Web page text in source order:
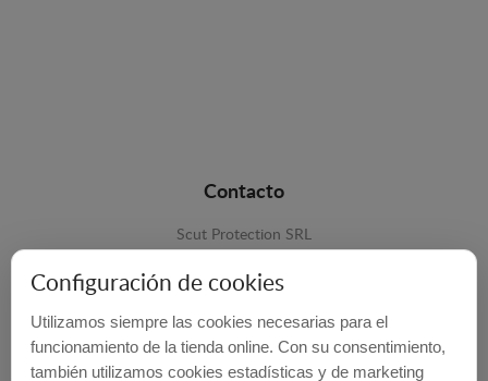
Contacto
Scut Protection SRL
Harghita, Romania
Configuración de cookies
Utilizamos siempre las cookies necesarias para el
funcionamiento de la tienda online. Con su consentimiento,
también utilizamos cookies estadísticas y de marketing